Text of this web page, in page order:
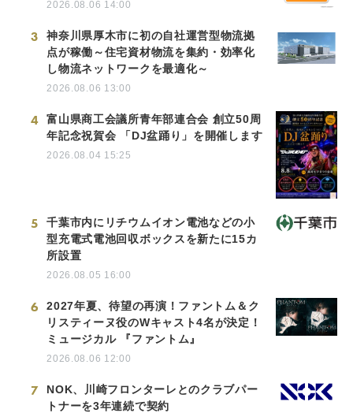
2026.08.06 14:00
3
神奈川県厚木市に初の自社運営型物流拠
点が稼働～住宅資材物流を集約・効率化
し物流ネットワークを最適化～
2026.08.06 13:00
4
富山県商工会議所青年部連合会 創立50周
年記念祝賀会 「DJ盆踊り」を開催します
2026.08.04 15:25
5
千葉市内にリチウムイオン電池などの小
型充電式電池回収ボックスを新たに15カ
所設置
2026.08.05 16:00
6
2027年夏、待望の再演！ファントム＆ク
リスティーヌ役のWキャスト4名が決定！
ミュージカル 『ファントム』
2026.08.06 12:00
7
NOK、川崎フロンターレとのクラブパー
トナーを3年連続で契約